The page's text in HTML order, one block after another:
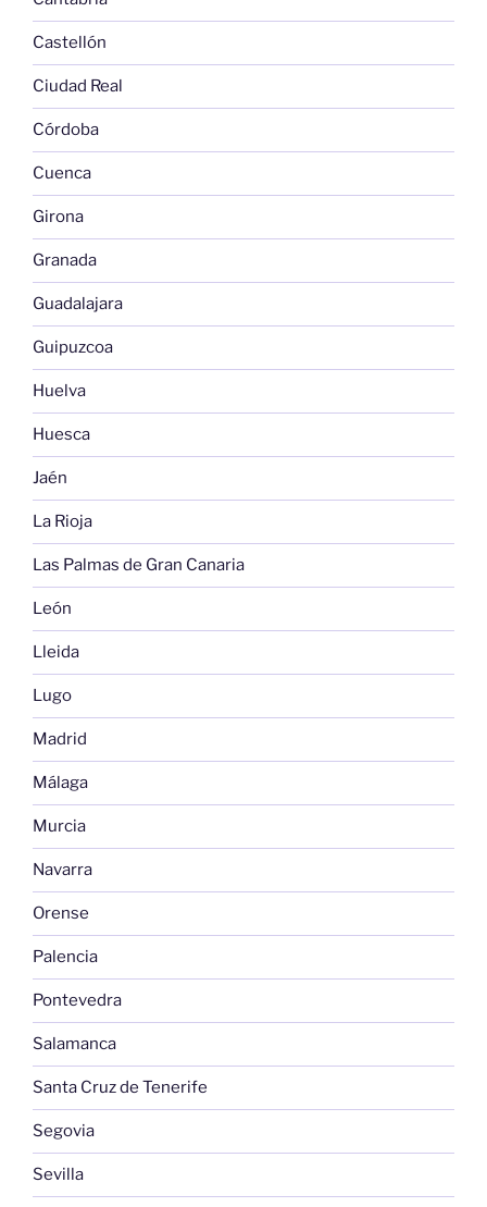
Castellón
Ciudad Real
Córdoba
Cuenca
Girona
Granada
Guadalajara
Guipuzcoa
Huelva
Huesca
Jaén
La Rioja
Las Palmas de Gran Canaria
León
Lleida
Lugo
Madrid
Málaga
Murcia
Navarra
Orense
Palencia
Pontevedra
Salamanca
Santa Cruz de Tenerife
Segovia
Sevilla